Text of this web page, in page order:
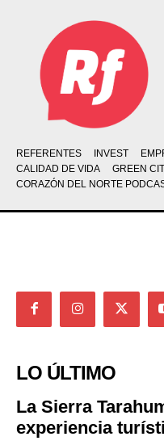
REFERENTES INVEST
CALIDAD DE VIDA
GREEN
CORAZÓN DEL NORTE
LO ÚLTIMO
La Sierra
experiencia